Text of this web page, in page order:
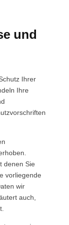
und
Ihrer
Ihre
denen Sie
vorliegende
wir
auch,